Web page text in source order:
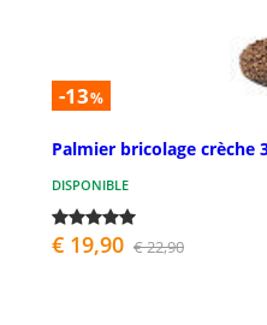
-13%
Palmier bricolage crèche
DISPONIBLE
€ 19,90 € 22,90